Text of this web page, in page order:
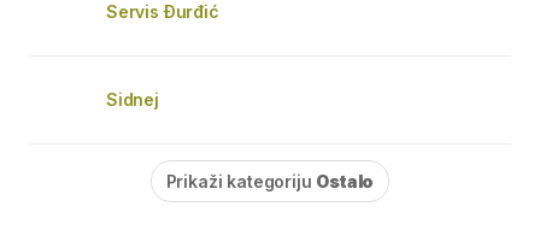
Servis Đurđić
Sidnej
Prikaži kategoriju Ostalo